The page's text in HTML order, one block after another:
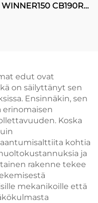
WINNER150 CB190R
edut ovat
on säilyttänyt sen
Ensinnäkin, sen
erinomaisen
Koska
kohtia
ja
rakenne tekee
mekanikoille että